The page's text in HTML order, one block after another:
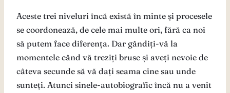
Aceste trei niveluri încă există în minte și procesele
se coordonează, de cele mai multe ori, fără ca noi
să putem face diferența. Dar gândiți-vă la
momentele când vă treziți brusc și aveți nevoie de
câteva secunde să vă dați seama cine sau unde
sunteți. Atunci sinele-autobiografic încă nu a venit